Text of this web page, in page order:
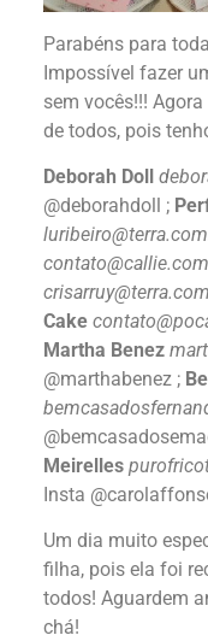
Parabéns para
Impossível fazer
sem vocês!!!
de todos, pois
Deborah Doll
@deborahdoll ;
Cake
Martha Benez
@marthabenez ;
Meirelles
Insta
Um dia muito
filha, pois ela foi
todos! Aguardem
chá!